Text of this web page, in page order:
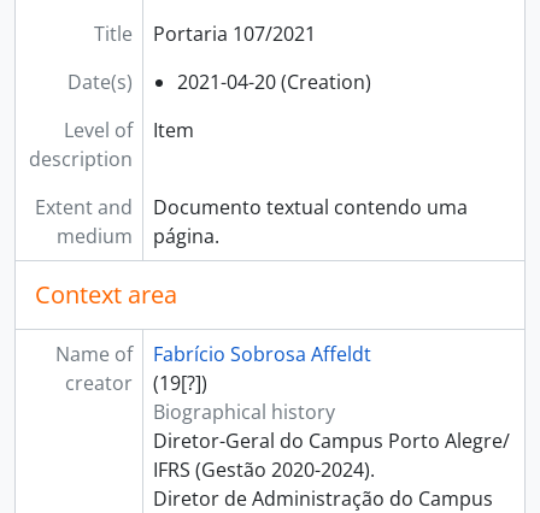
Title
Portaria 107/2021
Date(s)
2021-04-20 (Creation)
Level of
description
Item
Extent and
medium
Documento textual contendo uma
página.
Context area
Name of
creator
Fabrício Sobrosa Affeldt
(19[?])
Biographical history
Diretor-Geral do Campus Porto Alegre/
IFRS (Gestão 2020-2024).
Diretor de Administração do Campus